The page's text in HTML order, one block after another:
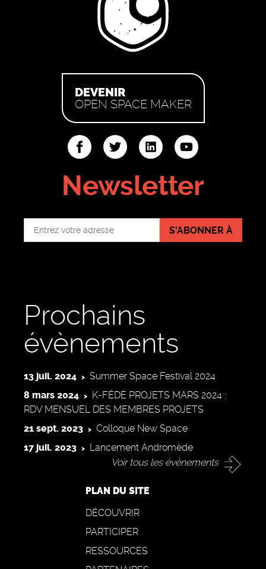
Prochains
évènements
13 juil. 2024
Summer Space Festival 2024
8 mars 2024
K-FÉDÉ PROJETS MARS 2024 :
RDV MENSUEL DES MEMBRES PROJETS
21 sept. 2023
Colloque New Space
17 juil. 2023
Lancement Andromède
Voir tous les événements
DEVENIR
OPEN SPACE MAKER
youtube
Newsletter
S'ABONNER À
PLAN DU SITE
DÉCOUVRIR
PARTICIPER
RESSOURCES